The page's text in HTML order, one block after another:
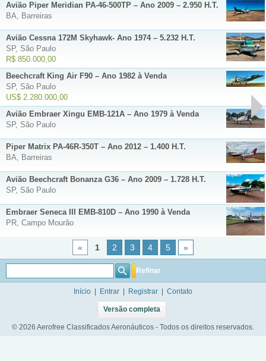
Avião Piper Meridian PA-46-500TP – Ano 2009 – 2.950 H.T.
BA, Barreiras
Avião Cessna 172M Skyhawk- Ano 1974 – 5.232 H.T.
SP, São Paulo
R$ 850.000,00
Beechcraft King Air F90 – Ano 1982 à Venda
SP, São Paulo
US$ 2.280.000,00
Avião Embraer Xingu EMB-121A – Ano 1979 à Venda
SP, São Paulo
Piper Matrix PA-46R-350T – Ano 2012 – 1.400 H.T.
BA, Barreiras
Avião Beechcraft Bonanza G36 – Ano 2009 – 1.728 H.T.
SP, São Paulo
Embraer Seneca III EMB-810D – Ano 1990 à Venda
PR, Campo Mourão
« 1 2 3 4 5 »
Refinar
Início Entrar Registrar Contato
Versão completa
© 2026 Aerofree Classificados Aeronáuticos - Todos os direitos reservados.